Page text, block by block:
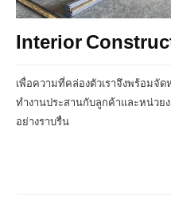
Interior
เพื่อความที่คล่องตัวเราจึงพร้อมจั
ทำงานประสานกับลูกค้าและหน่วย
อย่างราบรื่น